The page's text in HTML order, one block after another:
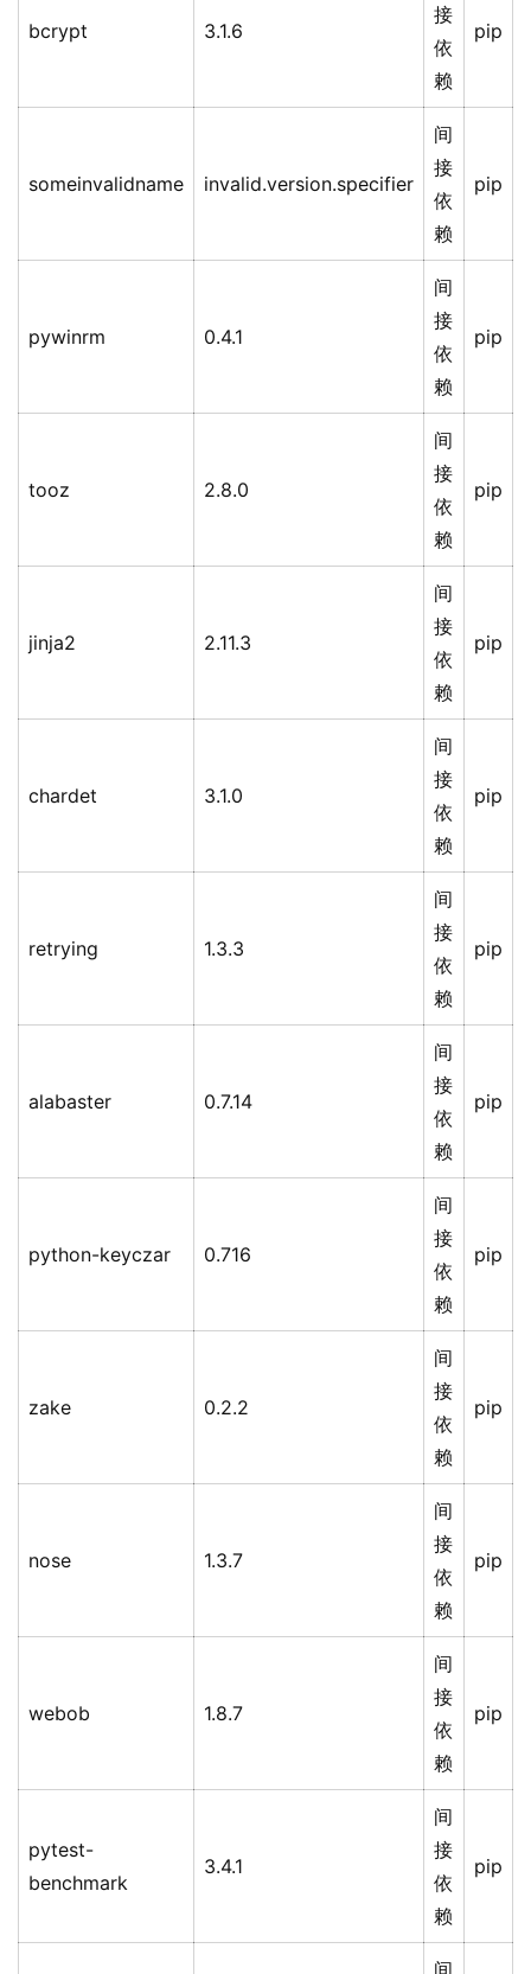
bcrypt 3.1.6
接
依
赖
pip
someinvalidname invalid.version.specifier
间
接
依
赖
pip
pywinrm 0.4.1
间
接
依
赖
pip
tooz 2.8.0
间
接
依
赖
pip
jinja2 2.11.3
间
接
依
赖
pip
chardet 3.1.0
间
接
依
赖
pip
retrying 1.3.3
间
接
依
赖
pip
alabaster 0.7.14
间
接
依
赖
pip
python-keyczar 0.716
间
接
依
赖
pip
zake 0.2.2
间
接
依
赖
pip
nose 1.3.7
间
接
依
赖
pip
webob 1.8.7
间
接
依
赖
pip
pytest-
benchmark
3.4.1
间
接
依
赖
pip